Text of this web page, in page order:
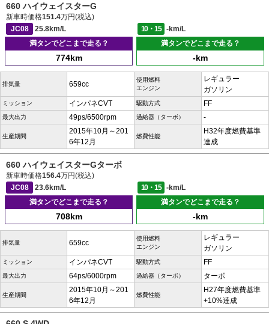
660 ハイウェイスターG
新車時価格151.4万円(税込)
JC08
25.8km/L 10・15
-km/L
満タンでどこまで走る？
774km
満タンでどこまで走る？
-km
排気量 659cc
使用燃料
エンジン
レギュラー
ガソリン
ミッション インパネCVT 駆動方式 FF
最大出力 49ps/6500rpm 過給器（ターボ） -
生産期間
2015年10月～201
6年12月
燃費性能
H32年度燃費基準
達成
660 ハイウェイスターGターボ
新車時価格156.4万円(税込)
JC08
23.6km/L 10・15
-km/L
満タンでどこまで走る？
708km
満タンでどこまで走る？
-km
排気量 659cc
使用燃料
エンジン
レギュラー
ガソリン
ミッション インパネCVT 駆動方式 FF
最大出力 64ps/6000rpm 過給器（ターボ） ターボ
生産期間
2015年10月～201
6年12月
燃費性能
H27年度燃費基準
+10%達成